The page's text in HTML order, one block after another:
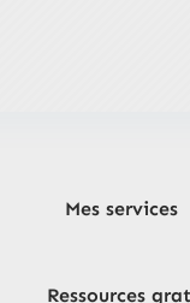
Mes services
Ressources